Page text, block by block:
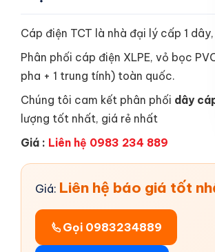
Cáp điện TCT là nhà đại lý cấp 1
Phân phối cáp điện XLPE, vỏ bọc
pha + 1 trung tính) toàn quốc.
Chúng tôi cam kết phân phối dây
lượng tốt nhất, giá rẻ nhất
Giá : Liên hệ 0983 234 889
Giá: Liên hệ báo giá tốt
Gọi 0983234889